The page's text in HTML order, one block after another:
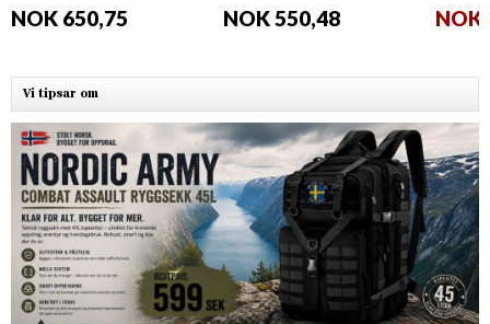
NOK 650,75 NOK 550,48 NOK
Vi tipsar om